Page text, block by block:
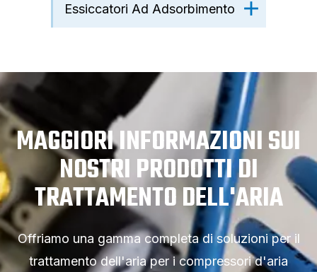
Essiccatori Ad Adsorbimento
MAGGIORI INFORMAZIONI SUI
NOSTRI PRODOTTI DI
TRATTAMENTO DELL'ARIA
Offriamo una gamma completa di soluzioni per il
trattamento dell'aria per i compressori d'aria